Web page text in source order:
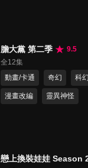
膽大黨 第二季
9.5
全12集
動畫/卡通
奇幻 科幻
漫畫改編 靈異神怪
戀上換裝娃娃 Season